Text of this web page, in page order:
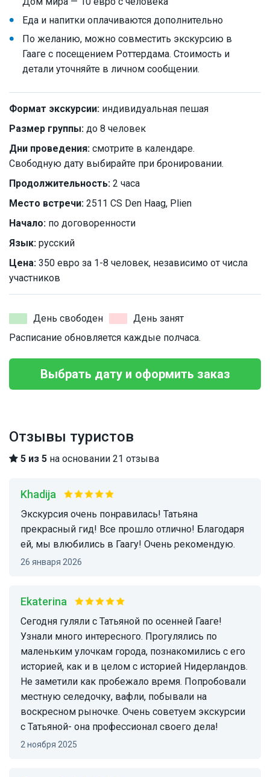
Еда и напитки оплачиваются дополнительно
По желанию, можно совместить экскурсию в
Гааге с посещением Роттердама. Стоимость и
детали уточняйте в личном сообщении.
Формат экскурсии: индивидуальная пешая
Размер группы: до 8 человек
Дни проведения: смотрите в календаре.
Свободную дату выбирайте при бронировании.
Продолжительность: 2 часа
Место встречи: 2511 CS Den Haag, Plien
Начало: по договоренности
Язык: русский
Цена: 350 евро за 1-8 человек, независимо от числа
участников
День свободен
День занят
Расписание обновляется каждые полчаса.
Выбрать дату и оформить заказ
Отзывы туристов
5 из 5 на основании 21 отзыва
Khadija
Экскурсия очень понравилась! Татьяна
прекрасный гид! Все прошло отлично! Благодаря
ей, мы влюбились в Гаагу! Очень рекомендую.
26 января 2026
Ekaterina
Сегодня гуляли с Татьяной по осенней Гааге!
Узнали много интересного. Прогулялись по
маленьким улочкам города, познакомились с его
историей, как и в целом с историей Нидерландов.
Не заметили как пробежало время. Попробовали
местную селедочку, вафли, побывали на
воскресном рыночке. Очень советуем экскурсии
с Татьяной- она профессионал своего дела!
2 ноября 2025